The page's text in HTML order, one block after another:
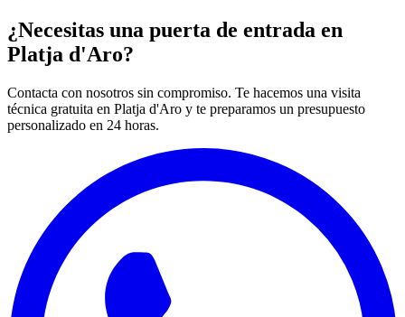
¿Necesitas una puerta de entrada en
Platja d'Aro?
Contacta con nosotros sin compromiso. Te hacemos una visita
técnica gratuita en Platja d'Aro y te preparamos un presupuesto
personalizado en 24 horas.